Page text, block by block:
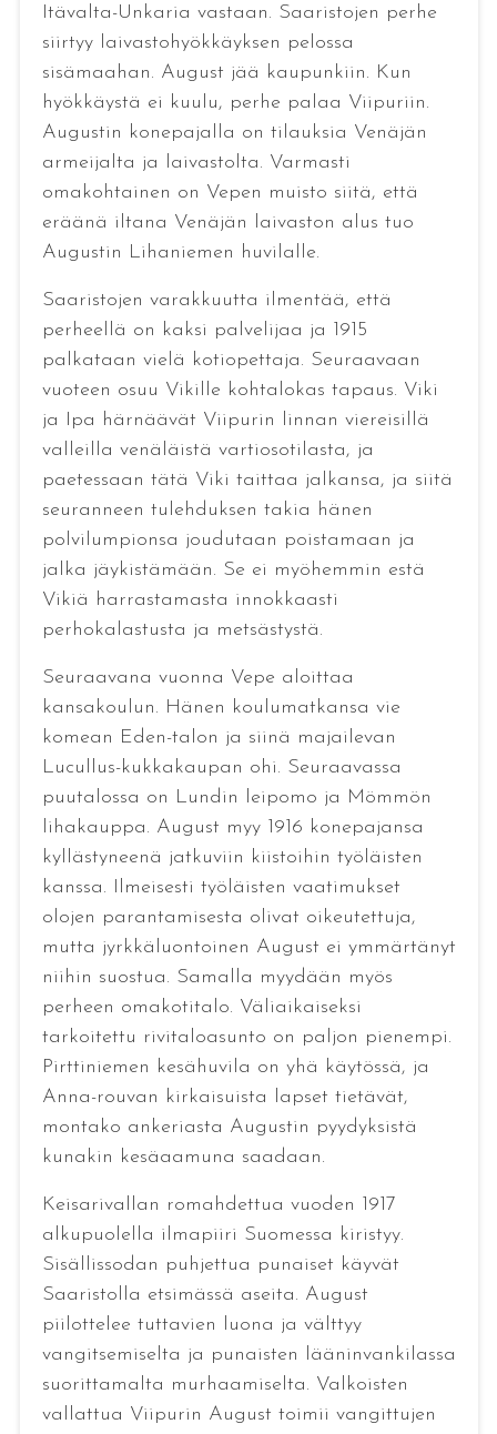
Itävalta-Unkaria vastaan. Saaristojen perhe
siirtyy laivastohyökkäyksen pelossa
sisämaahan. August jää kaupunkiin. Kun
hyökkäystä ei kuulu, perhe palaa Viipuriin.
Augustin konepajalla on tilauksia Venäjän
armeijalta ja laivastolta. Varmasti
omakohtainen on Vepen muisto siitä, että
eräänä iltana Venäjän laivaston alus tuo
Augustin Lihaniemen huvilalle.
Saaristojen varakkuutta ilmentää, että
perheellä on kaksi palvelijaa ja 1915
palkataan vielä kotiopettaja. Seuraavaan
vuoteen osuu Vikille kohtalokas tapaus. Viki
ja Ipa härnäävät Viipurin linnan viereisillä
valleilla venäläistä vartiosotilasta, ja
paetessaan tätä Viki taittaa jalkansa, ja siitä
seuranneen tulehduksen takia hänen
polvilumpionsa joudutaan poistamaan ja
jalka jäykistämään. Se ei myöhemmin estä
Vikiä harrastamasta innokkaasti
perhokalastusta ja metsästystä.
Seuraavana vuonna Vepe aloittaa
kansakoulun. Hänen koulumatkansa vie
komean Eden-talon ja siinä majailevan
Lucullus-kukkakaupan ohi. Seuraavassa
puutalossa on Lundin leipomo ja Mömmön
lihakauppa. August myy 1916 konepajansa
kyllästyneenä jatkuviin kiistoihin työläisten
kanssa. Ilmeisesti työläisten vaatimukset
olojen parantamisesta olivat oikeutettuja,
mutta jyrkkäluontoinen August ei ymmärtänyt
niihin suostua. Samalla myydään myös
perheen omakotitalo. Väliaikaiseksi
tarkoitettu rivitaloasunto on paljon pienempi.
Pirttiniemen kesähuvila on yhä käytössä, ja
Anna-rouvan kirkaisuista lapset tietävät,
montako ankeriasta Augustin pyydyksistä
kunakin kesäaamuna saadaan.
Keisarivallan romahdettua vuoden 1917
alkupuolella ilmapiiri Suomessa kiristyy.
Sisällissodan puhjettua punaiset käyvät
Saaristolla etsimässä aseita. August
piilottelee tuttavien luona ja välttyy
vangitsemiselta ja punaisten lääninvankilassa
suorittamalta murhaamiselta. Valkoisten
vallattua Viipurin August toimii vangittujen